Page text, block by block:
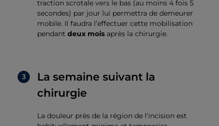
traction scrotale vers le bas (au moins 4 fois 5
secondes) par jour lui permettra de demeurer
mobile. Il faudra l’effectuer cette mobilisation
pendant deux mois après la chirurgie.
La semaine suivant la
chirurgie
La douleur près de la région de l'incision est